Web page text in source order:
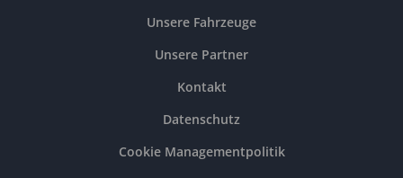
Unsere Fahrzeuge
Unsere Partner
Kontakt
Datenschutz
Cookie Managementpolitik